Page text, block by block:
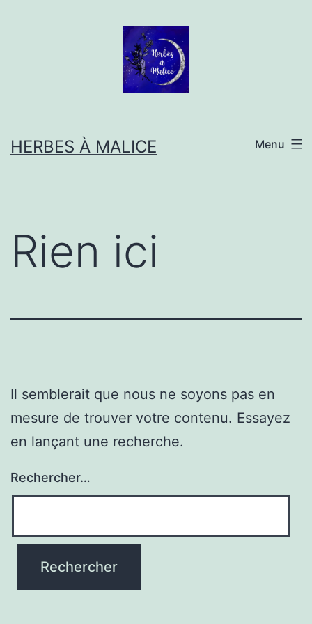
HERBES À MALICE Menu
Rien ici
Il semblerait que nous ne soyons pas en
mesure de trouver votre contenu. Essayez
en lançant une recherche.
Rechercher…